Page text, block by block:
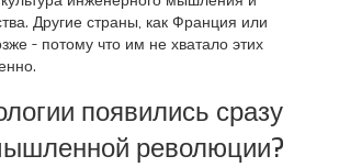
Другие страны, как Франция или
- потому что им не хватало этих
появились сразу
революции?